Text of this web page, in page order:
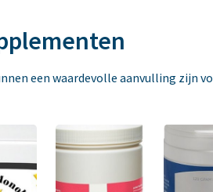
een waardevolle aanvulling zijn